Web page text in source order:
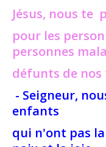
Jésus, nous te
pour les
personnes
défunts de nos
- Seigneur,
enfants
qui n'ont pas